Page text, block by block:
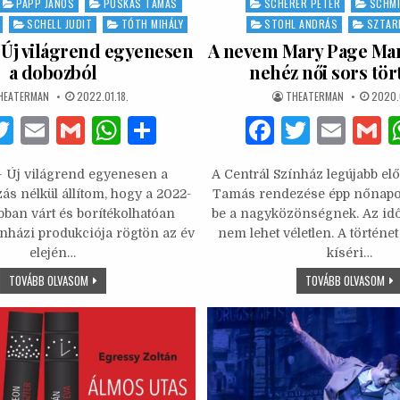
PAPP JÁNOS
PUSKÁS TAMÁS
SCHELL JUDIT TÓTH MIHÁLY
világrend egyenesen
a dobozból
PUBLISHED
2022.01.18.
o
T
it
te
r
E
ai
l
G
ai
l
W
at
s
A
p
ar
e
Új világrend egyenesen a
nélkül állítom, hogy a 2022-
várt és borítékolhatóan
produkciója rögtön az év
elején…
TOVÁBB OLVASOMNETWORK
–
ÚJ
DOBOZBÓL
SCHERER PÉTER
STOHL ANDRÁS
A nevem Mary Page
nehéz női sors
AUTHOR:
THEATERMAN
F
c
e
b
o
o
k
T
it
te
r
E
ai
l
l
A Centrál Színház legújabb
Tamás rendezése épp
be a nagyközönségnek. Az
nem lehet véletlen. A
kíséri…
TOVÁBB OLVASOMA
EGY
NŐI